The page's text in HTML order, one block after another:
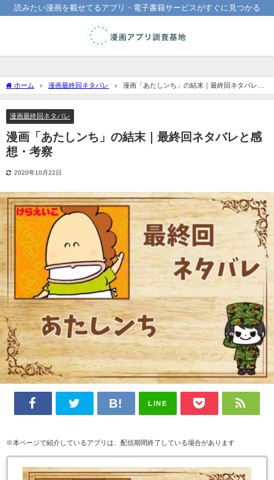
読みたい漫画を載せてるアプリ・電子書籍サービスがすぐに見つかる
ホーム 漫画最終回ネタバレ
漫画「あたしンち」の結末｜最終回ネタバレと
感想・考察
漫画最終回ネタバレ
漫画「あたしンち」の結末｜最終回ネタバレと感
想・考察
2020年10月22日
LINE
※本ページで紹介しているアプリは、配信期間終了している場合があります